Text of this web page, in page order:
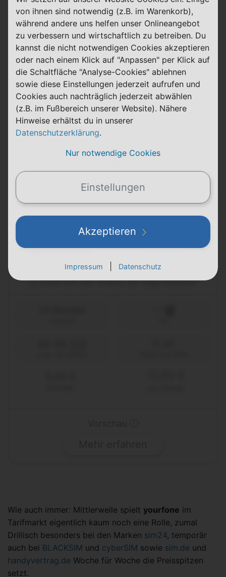
Innerhalb der ersten 30 Tage kündbar
24 Monate
Laufzeit 1&1
60 GB 5G
max. 50 Mbit/s
FLAT
Telefon & SMS
0,00 €
einmalig
12,99 €
Mehr erfahren
Allnet-Flat 80 GB
Details
Innerhalb der ersten 30 Tage kündbar
Wie auch immer: Mittlerweile spielt yourfone im
Tarifmarkt eigentlich kaum noch eine Rolle, zumal
Drillisch besonders bei den Marken sim24, temporär
auch bei BLACKSIM und cyberSIM sowie sim.de und
handyvertrag.de Woche für Woche die Preisspitzen
setzt.
von ihnen sind notwendig (z.B. im Warenkorb),
während andere uns helfen unser Onlineangebot
zu verbessern und wirtschaftlich zu betreiben. Du
kannst die nicht notwendigen Cookies akzeptieren
oder nach einem Klick auf "Anpassen" per Klick auf
die Schaltfläche "Analyse-Cookies" ablehnen
sowie diese Einstellungen jederzeit aufrufen und
Cookies auch nachträglich jederzeit abwählen
(z.B. im Fußbereich unserer Website). Nähere
Hinweise erhältst du in unserer
Datenschutzerklärung.
Nur notwendige Cookies
Einstellungen
Akzeptieren
Impressum Datenschutz